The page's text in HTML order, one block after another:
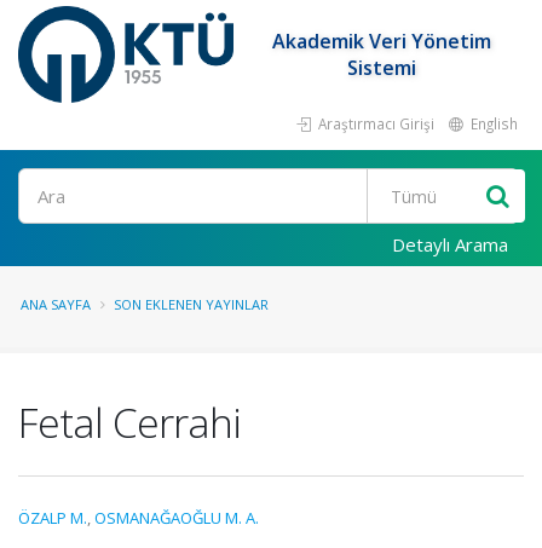
Akademik Veri Yönetim
Sistemi
Araştırmacı Girişi English
Ara
Detaylı Arama
ANA SAYFA SON EKLENEN YAYINLAR
Fetal Cerrahi
ÖZALP M.,OSMANAĞAOĞLU M. A.